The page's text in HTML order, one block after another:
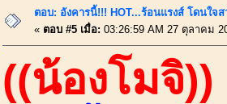
ตอบ: อังคารนี้!!! HOT...ร้อนแรงส์ โดนใจ
« ตอบ #5 เมื่อ: 03:26:59 AM 27 ตุลาคม
((น้องโมจิ))